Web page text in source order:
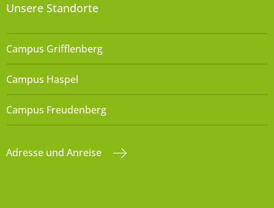
Unsere Standorte
Campus Grifflenberg
Campus Haspel
Campus Freudenberg
Adresse und Anreise